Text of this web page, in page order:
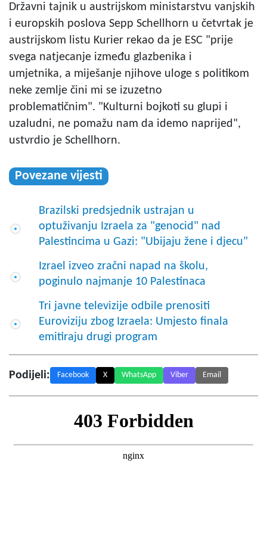
Državni tajnik u austrijskom ministarstvu vanjskih
i europskih poslova Sepp Schellhorn u četvrtak je
austrijskom listu Kurier rekao da je ESC "prije
svega natjecanje između glazbenika i
umjetnika, a miješanje njihove uloge s politikom
neke zemlje čini mi se izuzetno
problematičnim". "Kulturni bojkoti su glupi i
uzaludni, ne pomažu nam da idemo naprijed",
ustvrdio je Schellhorn.
Povezane vijesti
Brazilski predsjednik ustrajan u
optuživanju Izraela za "genocid" nad
Palestincima u Gazi: "Ubijaju žene i djecu"
Izrael izveo zračni napad na školu,
poginulo najmanje 10 Palestinaca
Tri javne televizije odbile prenositi
Euroviziju zbog Izraela: Umjesto finala
emitiraju drugi program
Podijeli: Facebook X WhatsApp Viber Email